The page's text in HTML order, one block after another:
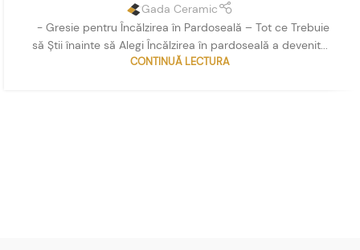
Gada Ceramic
- Gresie pentru Încălzirea în Pardoseală – Tot ce Trebuie
să Știi înainte să Alegi Încălzirea în pardoseală a devenit...
CONTINUĂ LECTURA